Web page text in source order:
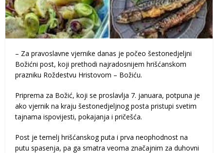
– Za pravoslavne vjernike danas je počeo šestonedjeljni
Božićni post, koji prethodi najradosnijem hrišćanskom
prazniku Roždestvu Hristovom – Božiću.
Priprema za Božić, koji se proslavlja 7. januara, potpuna je
ako vjernik na kraju šestonedjeljnog posta pristupi svetim
tajnama ispovijesti, pokajanja i pričešća.
Post je temelj hrišćanskog puta i prva neophodnost na
putu spasenja, pa ga smatra veoma značajnim za duhovni